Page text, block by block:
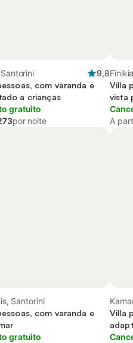
9,8
com varanda e
a crianças
gratuito
por noite
Villa
vista
A
Santorini
com varanda e
gratuito
Villa